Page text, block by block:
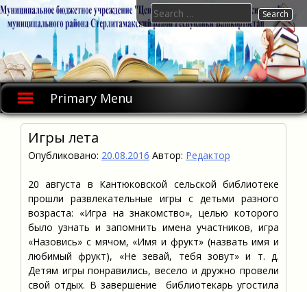
Skip
to
Primary Menu
Search
for:
Игры лета
Опубликовано: 20.08.2016 Автор: Редактор
20 августа в Кантюковской сельской библиотеке
прошли развлекательные игры с детьми разного
возраста: «Игра на знакомство», целью которого
было узнать и запомнить имена участников, игра
«Назовись» с мячом, «Имя и фрукт» (назвать имя и
любимый фрукт), «Не зевай, тебя зовут» и т. д.
Детям игры понравились, весело и дружно провели
свой отдых. В завершение библиотекарь угостила